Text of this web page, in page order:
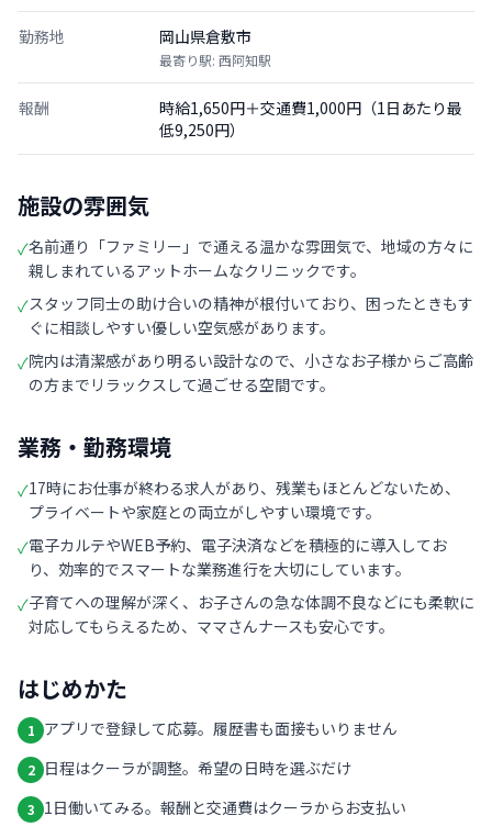
勤務地 岡山県倉敷市
最寄り駅: 西阿知駅
報酬
時給1,650円＋交通費1,000円（1日あたり最
低9,250円）
施設の雰囲気
✓名前通り「ファミリー」で通える温かな雰囲気で、地域の方々に
親しまれているアットホームなクリニックです。
✓スタッフ同士の助け合いの精神が根付いており、困ったときもす
ぐに相談しやすい優しい空気感があります。
✓院内は清潔感があり明るい設計なので、小さなお子様からご高齢
の方までリラックスして過ごせる空間です。
業務・勤務環境
✓17時にお仕事が終わる求人があり、残業もほとんどないため、
プライベートや家庭との両立がしやすい環境です。
✓電子カルテやWEB予約、電子決済などを積極的に導入してお
り、効率的でスマートな業務進行を大切にしています。
✓子育てへの理解が深く、お子さんの急な体調不良などにも柔軟に
対応してもらえるため、ママさんナースも安心です。
はじめかた
1 アプリで登録して応募。履歴書も面接もいりません
2 日程はクーラが調整。希望の日時を選ぶだけ
3 1日働いてみる。報酬と交通費はクーラからお支払い